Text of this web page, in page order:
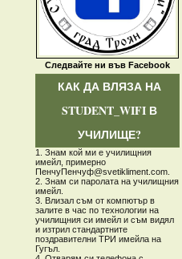
Следвайте ни във Facebook
КАК ДА ВЛЯЗА НА
STUDENT_WIFI В
УЧИЛИЩЕ?
1. Знам кой ми е училищния
имейл, примерно
ПенчуПенчуф@svetikliment.com.
2. Знам си паролата на училищния
имейл.
3. Влизал съм от компютър в
залите в час по технологии на
училищния си имейл и съм видял
и изтрил стандартните
поздравителни ТРИ имейла на
Гугъл.